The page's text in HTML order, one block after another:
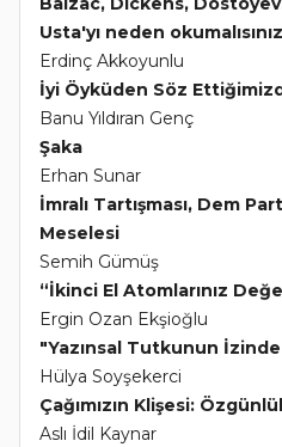
Usta'yı neden
Erdinç Akkoyunlu
İyi Öyküden Söz
Banu Yıldıran Genç
Şaka
Erhan Sunar
İmralı Tartışması, Dem
Meselesi
Semih Gümüş
“İkinci El Atomlarınız
Ergin Ozan Ekşioğlu
"Yazınsal Tutkunun
Hülya Soyşekerci
Çağımızın Klişesi:
Aslı İdil Kaynar